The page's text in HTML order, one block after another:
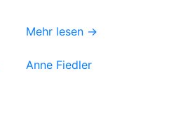
Mehr lesen →
Anne Fiedler